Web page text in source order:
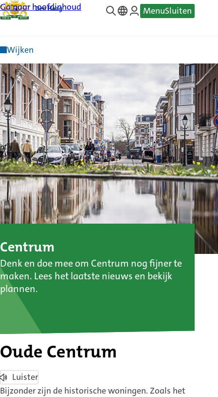
Ga naar hoofdinhoud
—
MenuSluiten
Wijken
Centrum
Oude
Centrum
Denk en doe mee om Centrum nog fijner te
maken. Lees het laatste nieuws en bekijk
plannen.
Oude Centrum
Luister
Bijzonder zijn de historische woningen. Zoals het